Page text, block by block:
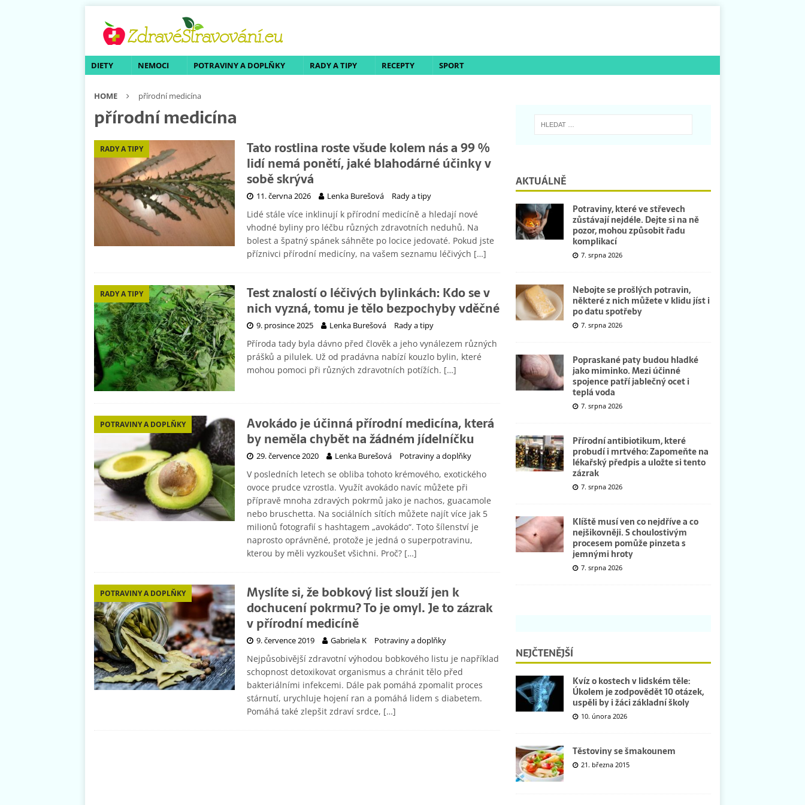
DIETY NEMOCI POTRAVINY A DOPLŇKY RADY A TIPY RECEPTY SPORT
HOME přírodní medicína
přírodní medicína
RADY A TIPY
Tato rostlina roste všude kolem nás a 99 %
lidí nemá ponětí, jaké blahodárné účinky v
sobě skrývá
11. června 2026 Lenka Burešová Rady a tipy
Lidé stále více inklinují k přírodní medicíně a hledají nové
vhodné byliny pro léčbu různých zdravotních neduhů. Na
bolest a špatný spánek sáhněte po locice jedovaté. Pokud jste
příznivci přírodní medicíny, na vašem seznamu léčivých […]
RADY A TIPY
Test znalostí o léčivých bylinkách: Kdo se v
nich vyzná, tomu je tělo bezpochyby vděčné
9. prosince 2025 Lenka Burešová Rady a tipy
Příroda tady byla dávno před člověk a jeho vynálezem různých
prášků a pilulek. Už od pradávna nabízí kouzlo bylin, které
mohou pomoci při různých zdravotních potížích. […]
POTRAVINY A DOPLŇKY
Avokádo je účinná přírodní medicína, která
by neměla chybět na žádném jídelníčku
29. července 2020 Lenka Burešová Potraviny a doplňky
V posledních letech se obliba tohoto krémového, exotického
ovoce prudce vzrostla. Využít avokádo navíc můžete při
přípravě mnoha zdravých pokrmů jako je nachos, guacamole
nebo bruschetta. Na sociálních sítích můžete najít více jak 5
milionů fotografií s hashtagem „avokádo“. Toto šílenství je
naprosto oprávněné, protože je jedná o superpotravinu,
kterou by měli vyzkoušet všichni. Proč? […]
POTRAVINY A DOPLŇKY
Myslíte si, že bobkový list slouží jen k
dochucení pokrmu? To je omyl. Je to zázrak
v přírodní medicíně
9. července 2019 Gabriela K Potraviny a doplňky
Nejpůsobivější zdravotní výhodou bobkového listu je například
schopnost detoxikovat organismus a chránit tělo před
bakteriálními infekcemi. Dále pak pomáhá zpomalit proces
stárnutí, urychluje hojení ran a pomáhá lidem s diabetem.
Pomáhá také zlepšit zdraví srdce, […]
AKTUÁLNĚ
Potraviny, které ve střevech
zůstávají nejdéle. Dejte si na ně
pozor, mohou způsobit řadu
komplikací
7. srpna 2026
Nebojte se prošlých potravin,
některé z nich můžete v klidu jíst i
po datu spotřeby
7. srpna 2026
Popraskané paty budou hladké
jako miminko. Mezi účinné
spojence patří jablečný ocet i
teplá voda
7. srpna 2026
Přírodní antibiotikum, které
probudí i mrtvého: Zapomeňte na
lékařský předpis a uložte si tento
zázrak
7. srpna 2026
Klíště musí ven co nejdříve a co
nejšikovněji. S choulostivým
procesem pomůže pinzeta s
jemnými hroty
7. srpna 2026
NEJČTENĚJŠÍ
Kvíz o kostech v lidském těle:
Úkolem je zodpovědět 10 otázek,
uspěli by i žáci základní školy
10. února 2026
Těstoviny se šmakounem
21. března 2015